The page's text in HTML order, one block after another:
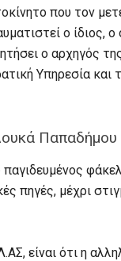
που τον
ο ίδιος,
ο αρχηγός
Υπηρεσία και
Παπαδήμου
μέχρι
είναι ότι η